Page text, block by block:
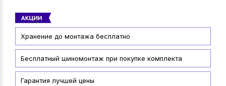
Хранение до монтажа бесплатно
Бесплатный шиномонтаж при покупке комплекта
Гарантия лучшей цены